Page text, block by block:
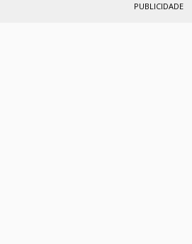
PUBLICIDADE